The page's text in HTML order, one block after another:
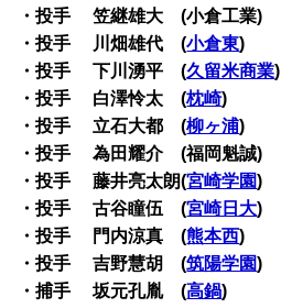
・投手 笠継雄大 (小倉工業)
・投手 川畑雄代 (小倉東)
・投手 下川湧平 (久留米商業)
・投手 白澤怜太 (枕崎)
・投手 立石大都 (柳ヶ浦)
・投手 為田耀介 (福岡魁誠)
・投手 藤井亮太朗(宮崎学園)
・投手 古谷瞳伍 (宮崎日大)
・投手 門内涼真 (熊本西)
・投手 吉野慧胡 (筑陽学園)
・捕手 坂元孔胤 (高鍋)